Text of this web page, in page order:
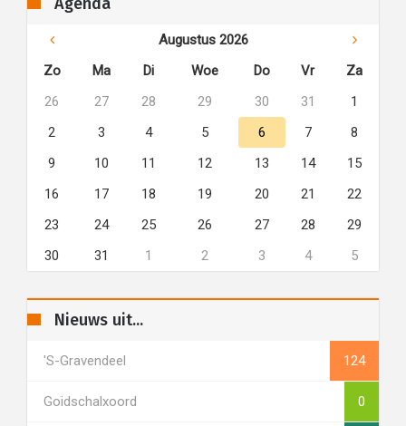
Agenda
Augustus 2026
Zo
Ma Di Woe Do Vr
Za
26
27 28 29 30 31
1
2
3 4 5 6 7
8
9
10 11 12 13 14
15
16
17 18 19 20 21
22
23
24 25 26 27 28
29
30
31 1 2 3 4 5
Nieuws uit...
's-Gravendeel 124
Goidschalxoord 0